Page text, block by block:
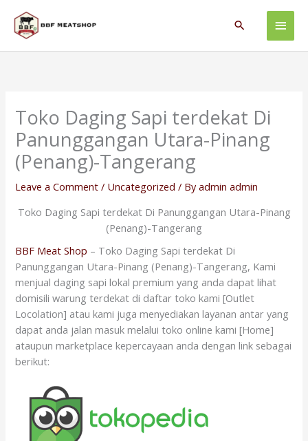
content
Main
Search
Toko Daging Sapi terdekat Di
Panunggangan Utara-Pinang
(Penang)-Tangerang
Leave a Comment / Uncategorized / Byadmin admin
Toko Daging Sapi terdekat Di Panunggangan Utara-Pinang
(Penang)-Tangerang
BBF Meat Shop – Toko Daging Sapi terdekat Di
Panunggangan Utara-Pinang (Penang)-Tangerang, Kami
menjual daging sapi lokal premium yang anda dapat lihat
domisili warung terdekat di daftar toko kami [Outlet
Locolation] atau kami juga menyediakan layanan antar yang
dapat anda jalan masuk melalui toko online kami [Home]
ataupun marketplace kepercayaan anda dengan link sebagai
berikut: